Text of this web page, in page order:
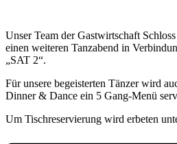
Unser Team der Gastwirtschaft
einen weiteren Tanzabend in
„SAT 2“.
Für unsere begeisterten Tänzer wird
Dinner & Dance ein 5 Gang-Menü
Um Tischreservierung wird erbeten